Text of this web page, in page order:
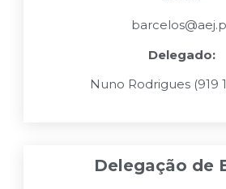
Delegado:
Nuno Rodrigues (919
Delegação de